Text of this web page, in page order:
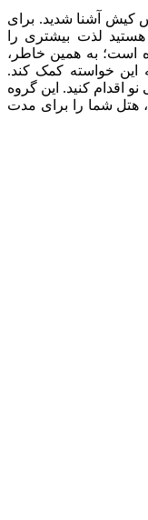
کیش آشنا شدید. برای
هستید لذت بیشتری را
است؛ به همین خاطر،
این خواسته کمک کند.
اقدام کنید. این گروه
هتل شما را برای مدت